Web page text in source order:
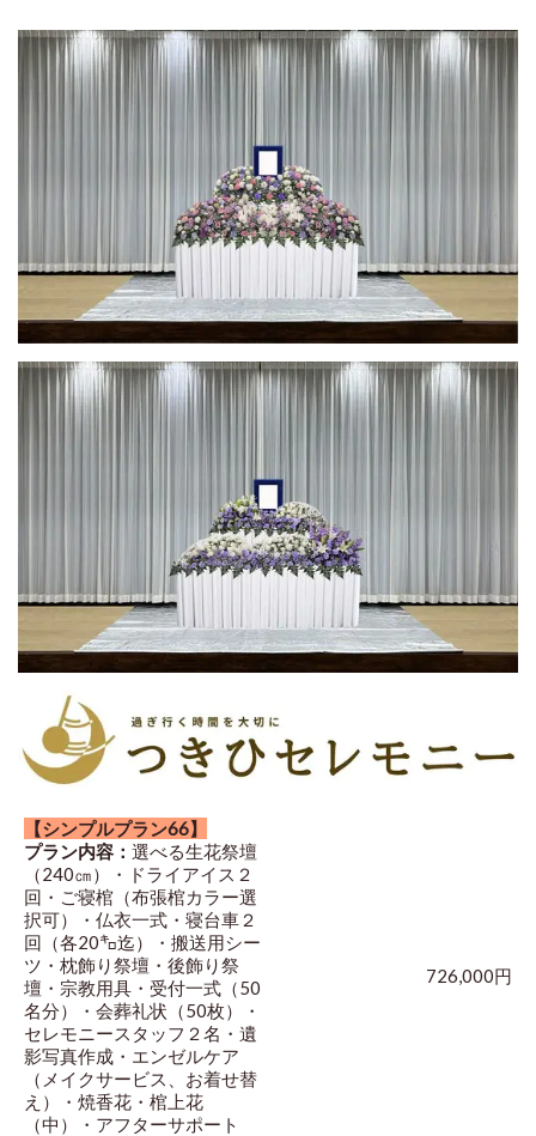
【シンプルプラン66】
プラン内容： 選べる生花祭壇
（240㎝）・ドライアイス２
回・ご寝棺（布張棺カラー選
択可）・仏衣一式・寝台車２
回（各20㌔迄）・搬送用シー
ツ・枕飾り祭壇・後飾り祭
壇・宗教用具・受付一式（50
名分）・会葬礼状（50枚）・
セレモニースタッフ２名・遺
影写真作成・エンゼルケア
（メイクサービス、お着せ替
え）・焼香花・棺上花
（中）・アフターサポート
726,000円